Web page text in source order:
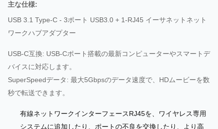
主な仕様:
USB 3.1 Type-C - 3ポート USB3.0 + 1-RJ45 イーサネットネット
ワークハブアダプター
USB-C互換: USB-Cポート搭載の最新コンピューターやスマートデ
バイスに対応します。
SuperSpeedデータ: 最大5Gbpsのデータ速度で、HDムービーを数
秒で転送できます。
有線ネットワークインターフェースRJ45を、ワイヤレス専用
システムに追加したり、ポートの不良を交換したり、より高